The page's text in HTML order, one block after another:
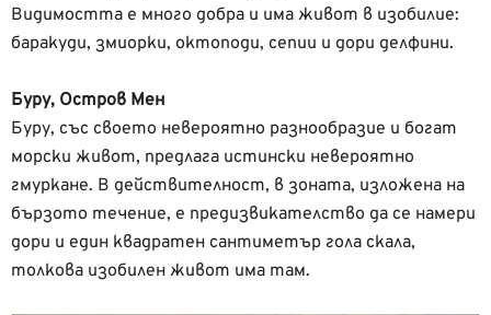
Видимостта е много добра и има живот в изобилие:
баракуди, змиорки, октоподи, сепии и дори делфини.
Буру, Остров Мен
Буру, със своето невероятно разнообразие и богат
морски живот, предлага истински невероятно
гмуркане. В действителност, в зоната, изложена на
бързото течение, е предизвикателство да се намери
дори и един квадратен сантиметър гола скала,
толкова изобилен живот има там.